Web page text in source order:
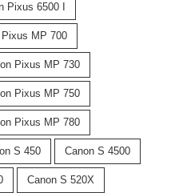
Pixus 6500 I
Pixus MP 700
Pixus MP 730
Pixus MP 750
Pixus MP 780
S 450 Canon S 4500
Canon S 520X